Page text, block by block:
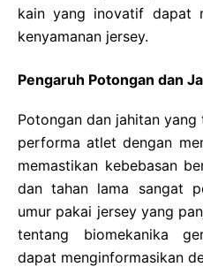
kain yang inovatif dapat
kenyamanan jersey.
Pengaruh Potongan dan
Potongan dan jahitan
performa atlet dengan
memastikan kebebasan
dan tahan lama sangat
umur pakai jersey yang
tentang biomekanika
dapat menginformasikan